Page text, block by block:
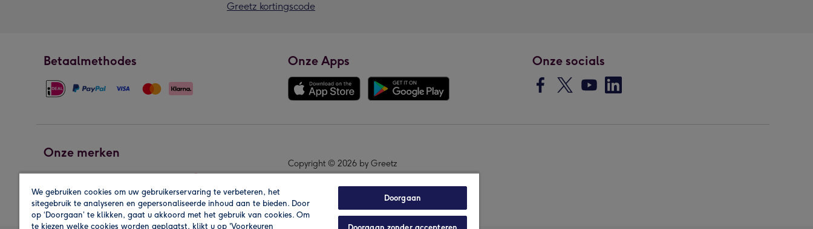
Greetz kortingscode
Betaalmethodes Onze Apps Onze socials
Onze merken
Copyright © 2026 by Greetz
We gebruiken cookies om uw gebruikerservaring te verbeteren, het
sitegebruik te analyseren en gepersonaliseerde inhoud aan te bieden. Door
op ‘Doorgaan’ te klikken, gaat u akkoord met het gebruik van cookies. Om
te kiezen welke cookies worden geplaatst, klikt u op 'Voorkeuren
Doorgaan